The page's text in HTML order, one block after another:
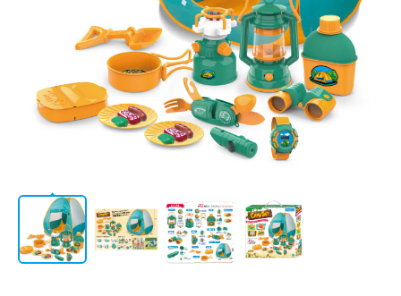
会社情報